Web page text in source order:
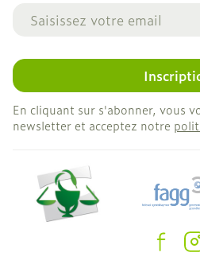
Adresse mail
En cliquant sur s'abonner, vous
newsletter et acceptez notre